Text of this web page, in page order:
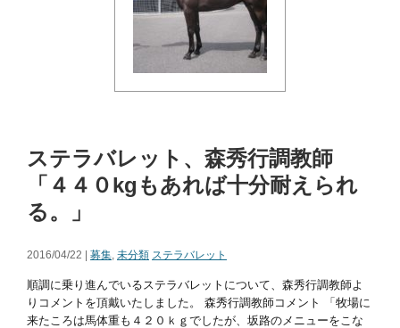
ステラバレット、森秀行調教師
「４４０kgもあれば十分耐えられ
る。」
2016/04/22 | 募集, 未分類 ステラバレット
順調に乗り進んでいるステラバレットについて、森秀行調教師よ
りコメントを頂戴いたしました。 森秀行調教師コメント 「牧場に
来たころは馬体重も４２０ｋｇでしたが、坂路のメニューをこな